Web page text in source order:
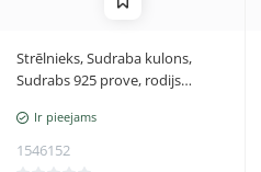
Strēlnieks, Sudraba kulons,
Sudrabs 925 prove, rodijs
Ir pieejams
1546152